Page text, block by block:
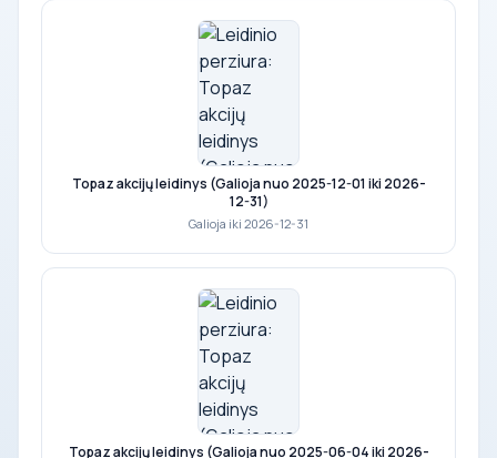
Topaz akcijų leidinys (Galioja nuo 2025-12-01 iki 2026-
12-31)
Galioja iki 2026-12-31
Topaz akcijų leidinys (Galioja nuo 2025-06-04 iki 2026-